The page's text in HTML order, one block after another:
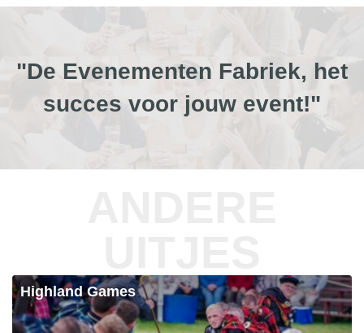
"De Evenementen Fabriek, het
succes voor jouw event!"
Highland Games